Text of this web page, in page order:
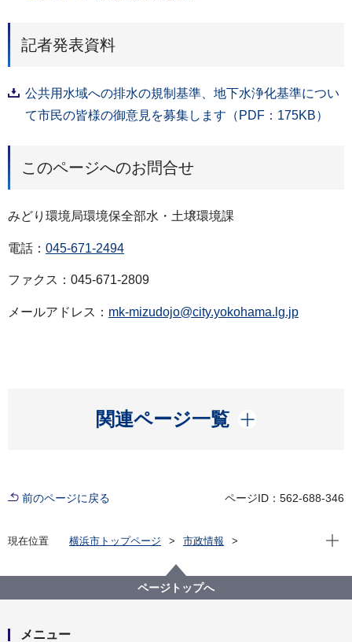
記者発表資料
公共用水域への排水の規制基準、地下水浄化基準につい
て市民の皆様の御意見を募集します（PDF：175KB）
このページへのお問合せ
みどり環境局環境保全部水・土壌環境課
電話： 045-671-2494
ファクス：045-671-2809
メールアドレス： mk-mizudojo@city.yokohama.lg.jp
関連ページ一覧
開く
前のページに戻る ページID：562-688-346
現在位置 横浜市トップページ
市政情報
公共用水域への排水の規制基準、地下水浄化基準につ
いて市民の皆様の御意見を募集します
現在
ページトップへ
メニュー